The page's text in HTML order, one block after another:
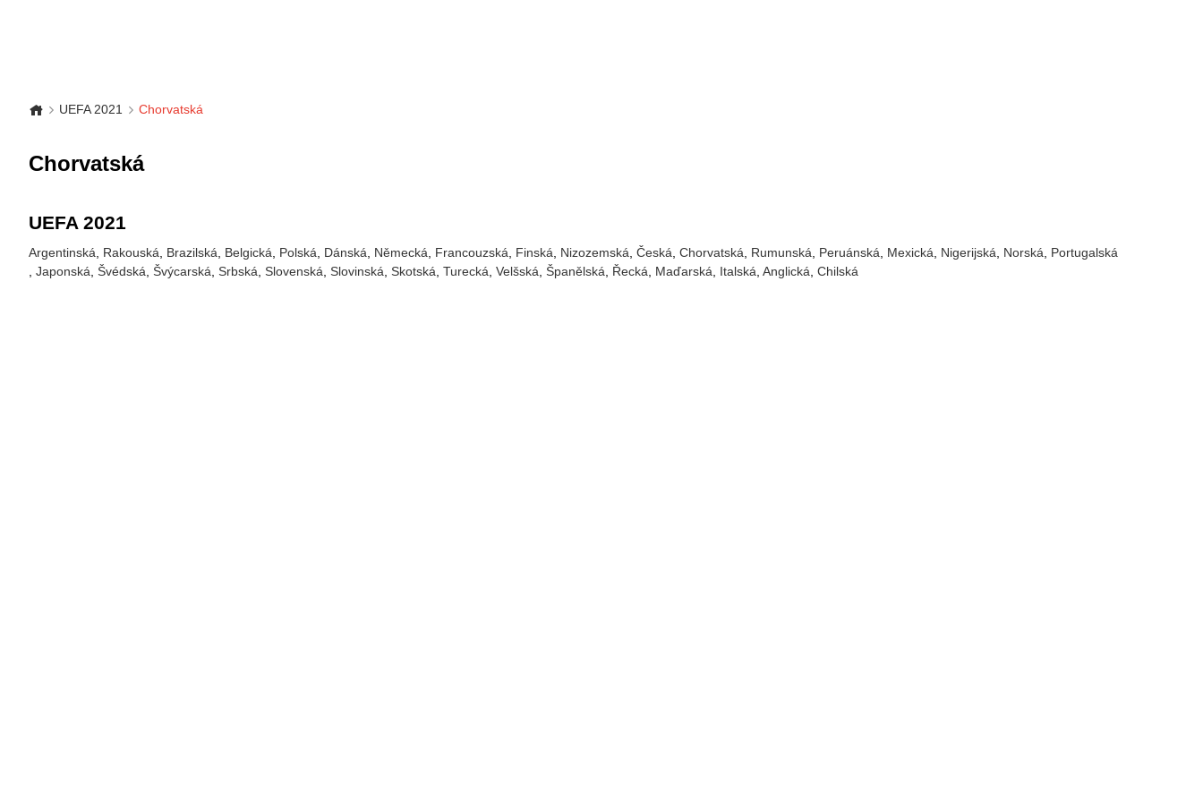
UEFA 2021 Chorvatská
Chorvatská
UEFA 2021
Argentinská Rakouská Brazilská Belgická Polská Dánská Německá Francouzská Finská Nizozemská Česká Chorvatská Rumunská Peruánská Mexická Nigerijská Norská
Portugalská
Japonská Švédská Švýcarská Srbská Slovenská Slovinská Skotská Turecká Velšská Španělská Řecká Maďarská Italská Anglická Chilská